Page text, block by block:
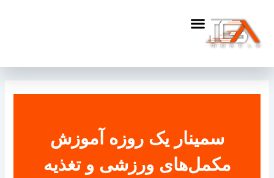
محتوا
سمینار یک روزه آموزش
مکمل‌های ورزشی و تغذیه